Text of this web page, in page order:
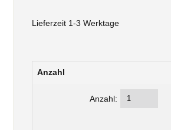
Lieferzeit 1-3 Werktage
Anzahl
Anzahl: